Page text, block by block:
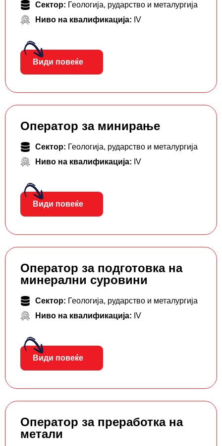
Сектор: Геологија, рударство и металургија
Ниво на квалификација: IV
Види повеќе
Оператор за минирање
Сектор: Геологија, рударство и металургија
Ниво на квалификација: IV
Види повеќе
Оператор за подготовка на
минерални суровини
Сектор: Геологија, рударство и металургија
Ниво на квалификација: IV
Види повеќе
Оператор за преработка на
метали